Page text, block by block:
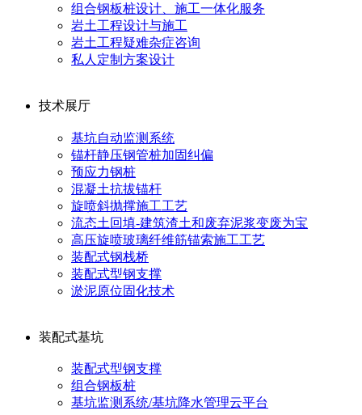
组合钢板桩设计、施工一体化服务
岩土工程设计与施工
岩土工程疑难杂症咨询
私人定制方案设计
技术展厅
基坑自动监测系统
锚杆静压钢管桩加固纠偏
预应力钢桩
混凝土抗拔锚杆
旋喷斜抛撑施工工艺
流态土回填-建筑渣土和废弃泥浆变废为宝
高压旋喷玻璃纤维筋锚索施工工艺
装配式钢栈桥
装配式型钢支撑
淤泥原位固化技术
装配式基坑
装配式型钢支撑
组合钢板桩
基坑监测系统/基坑降水管理云平台